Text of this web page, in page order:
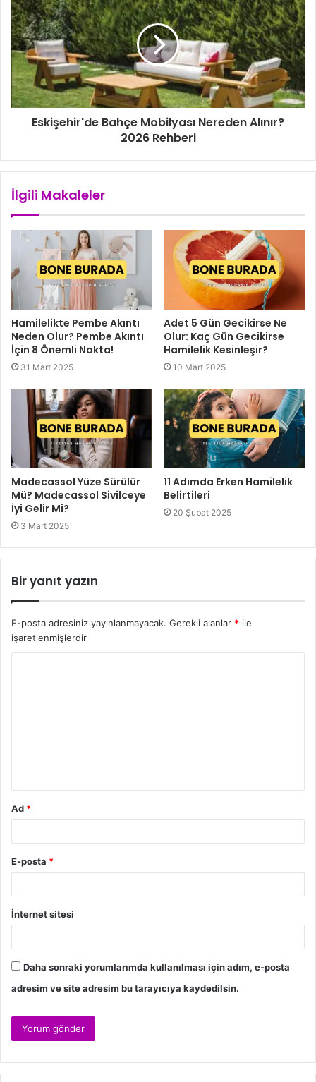
n
i
z
Eskişehir'de Bahçe Mobilyası Nereden Alınır?
2026 Rehberi
İlgili Makaleler
Hamilelikte Pembe Akıntı
Neden Olur? Pembe Akıntı
İçin 8 Önemli Nokta!
31 Mart 2025
Adet 5 Gün Gecikirse Ne
Olur: Kaç Gün Gecikirse
Hamilelik Kesinleşir?
10 Mart 2025
Madecassol Yüze Sürülür
Mü? Madecassol Sivilceye
İyi Gelir Mi?
3 Mart 2025
11 Adımda Erken Hamilelik
Belirtileri
20 Şubat 2025
Bir yanıt yazın
E-posta adresiniz yayınlanmayacak. Gerekli alanlar * ile
işaretlenmişlerdir
Ad *
E-posta *
İnternet sitesi
Daha sonraki yorumlarımda kullanılması için adım, e-posta
adresim ve site adresim bu tarayıcıya kaydedilsin.